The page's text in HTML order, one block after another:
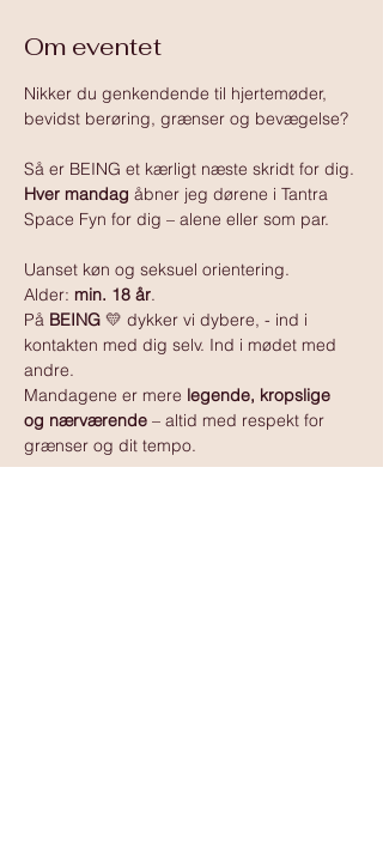
Om eventet
Nikker du genkendende til hjertemøder,
bevidst berøring, grænser og bevægelse?
Så er BEING et kærligt næste skridt for dig.
Hver mandag åbner jeg dørene i Tantra
Space Fyn for dig – alene eller som par.
Uanset køn og seksuel orientering.
Alder: min. 18 år.
På BEING 💛 dykker vi dybere, - ind i
kontakten med dig selv. Ind i mødet med
andre.
Mandagene er mere legende, kropslige
og nærværende – altid med respekt for
grænser og dit tempo.